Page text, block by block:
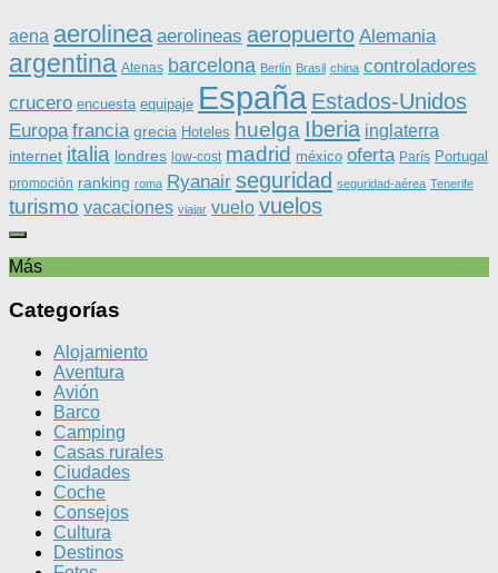
aena aerolinea aerolineas aeropuerto Alemania
argentina Atenas barcelona Berlín Brasil china controladores
crucero encuesta equipaje España Estados-Unidos
Europa francia grecia Hoteles huelga Iberia inglaterra
internet italia londres low-cost madrid méxico oferta París Portugal
promoción ranking roma Ryanair seguridad seguridad-aérea Tenerife
turismo vacaciones viajar vuelo vuelos
Más
Categorías
Alojamiento
Aventura
Avión
Barco
Camping
Casas rurales
Ciudades
Coche
Consejos
Cultura
Destinos